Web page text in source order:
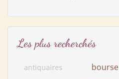
Les plus recherchés
antiquaires bourse